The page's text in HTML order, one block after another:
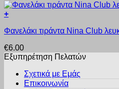
του
προϊόντος
πολλαπλές
παραλλαγές.
επιλογές
να
επιλεγούν
σελίδα
+
το
έχει
πολλαπλές
επιλογές
Φανελάκι τιράντα Nina Club
€6.00
Εξυπηρέτηση Πελατών
Σχετικά με Εμάς
Επικοινωνία